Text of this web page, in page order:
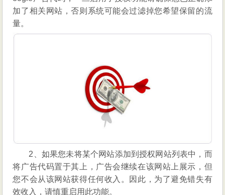
加了相关网站，否则系统可能会过滤掉您希望保留的流
量。
2、如果您未将某个网站添加到授权网站列表中，而
将广告代码置于其上，广告会继续在该网站上展示，但
您不会从该网站获得任何收入。因此，为了避免错失有
效收入，请慎重启用此功能。